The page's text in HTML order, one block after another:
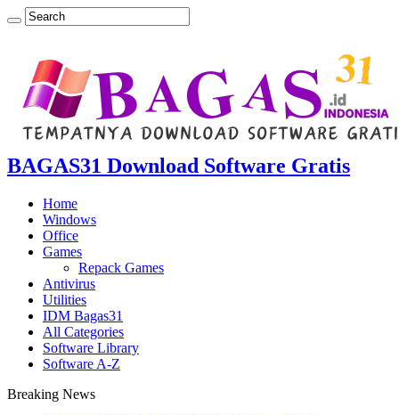
BAGAS31 Download Software Gratis
Home
Windows
Office
Games
Repack Games
Antivirus
Utilities
IDM Bagas31
All Categories
Software Library
Software A-Z
Breaking News